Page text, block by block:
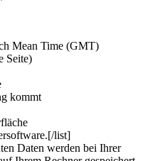
Mean Time (GMT)
Seite)
kommt
list]
Daten werden bei Ihrer